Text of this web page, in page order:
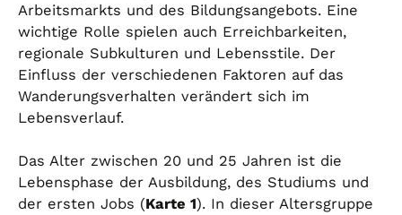
Arbeitsmarkts und des Bildungsangebots. Eine
wichtige Rolle spielen auch Erreichbarkeiten,
regionale Subkulturen und Lebensstile. Der
Einfluss der verschiedenen Faktoren auf das
Wanderungsverhalten verändert sich im
Lebensverlauf.
Das Alter zwischen 20 und 25 Jahren ist die
Lebensphase der Ausbildung, des Studiums und
der ersten Jobs (Karte 1). In dieser Altersgruppe